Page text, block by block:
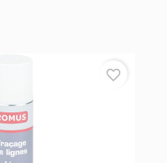
favorite_border